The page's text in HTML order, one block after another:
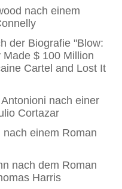
nach einem
der Biografie "Blow:
$ 100 Million
Cartel and Lost It
nach einer
Cortazar
nach einem Roman
nach dem Roman
Harris